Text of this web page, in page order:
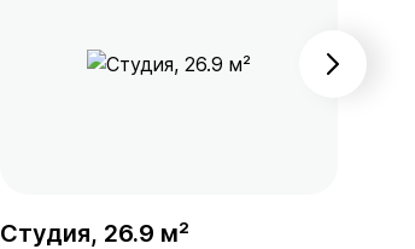
Студия, 26.9 м²